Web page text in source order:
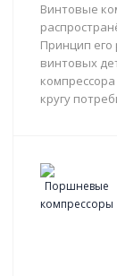
Винтовые
Принцип
винтовых
кругу